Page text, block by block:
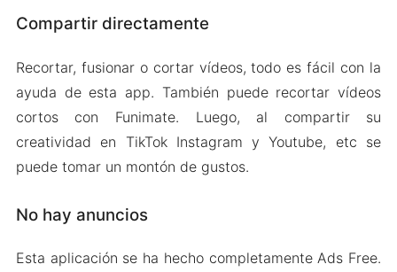
Compartir directamente
Recortar, fusionar o cortar vídeos, todo es fácil con la
ayuda de esta app. También puede recortar vídeos
cortos con Funimate. Luego, al compartir su
creatividad en TikTok Instagram y Youtube, etc se
puede tomar un montón de gustos.
No hay anuncios
Esta aplicación se ha hecho completamente Ads Free.